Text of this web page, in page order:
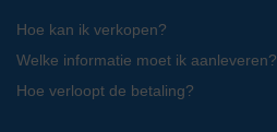
Hoe kan ik verkopen?
Welke informatie moet ik aanleveren?
Hoe verloopt de betaling?